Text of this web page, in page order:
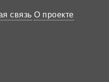
связь О проекте